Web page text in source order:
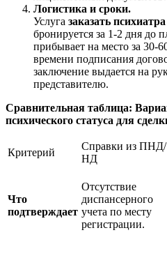
Логистика и сроки.
Услуга заказать
бронируется за 1-2 дня до
прибывает на место за 30-
времени подписания
заключение выдается на
представителю.
Сравнительная таблица:
психического статуса для
Критерий
Справки из ПНД/
НД
Что
подтверждает
Отсутствие
диспансерного
учета по месту
регистрации.